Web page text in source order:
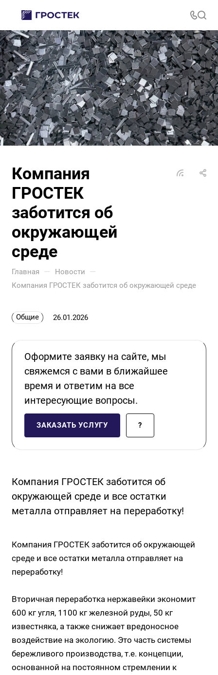
Компания
ГРОСТЕК
заботится об
окружающей
среде
Главная — Новости —
Компания ГРОСТЕК заботится об окружающей среде
Общие 26.01.2026
Оформите заявку на сайте, мы
свяжемся с вами в ближайшее
время и ответим на все
интересующие вопросы.
ЗАКАЗАТЬ УСЛУГУ ?
Компания ГРОСТЕК заботится об
окружающей среде и все остатки
металла отправляет на переработку!
Компания ГРОСТЕК заботится об окружающей
среде и все остатки металла отправляет на
переработку!
Вторичная переработка нержавейки экономит
600 кг угля, 1100 кг железной руды, 50 кг
известняка, а также снижает вредоносное
воздействие на экологию. Это часть системы
бережливого производства, т.е. концепции,
основанной на постоянном стремлении к